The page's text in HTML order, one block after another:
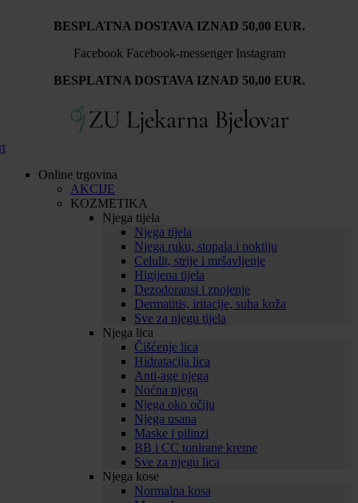
BESPLATNA DOSTAVA IZNAD 50,00 EUR.
Facebook Facebook-messenger Instagram
BESPLATNA DOSTAVA IZNAD 50,00 EUR.
Online trgovina
AKCIJE
KOZMETIKA
Njega tijela
Njega tijela
Njega ruku, stopala i noktiju
Celulit, strije i mršavljenje
Higijena tijela
Dezodoransi i znojenje
Dermatitis, iritacije, suha koža
Sve za njegu tijela
Njega lica
Čišćenje lica
Hidratacija lica
Anti-age njega
Noćna njega
Njega oko očiju
Njega usana
Maske i pilinzi
BB i CC tonirane kreme
Sve za njegu lica
Njega kose
Normalna kosa